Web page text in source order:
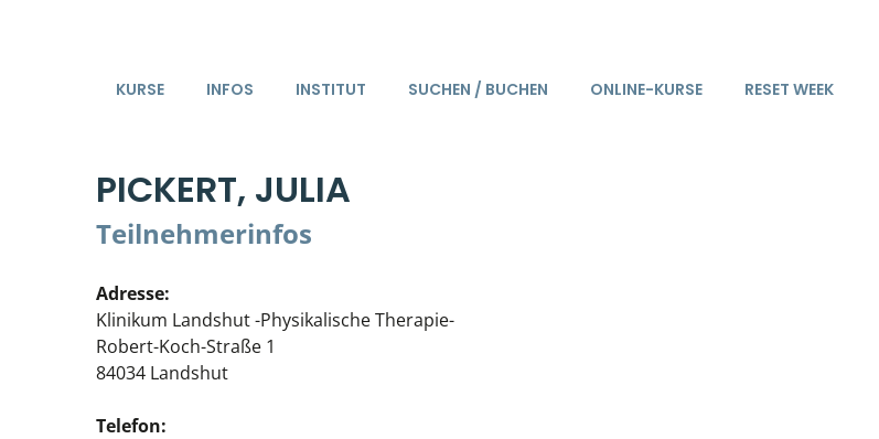
KURSE INFOS INSTITUT SUCHEN / BUCHEN ONLINE-KURSE RESET WEEK
PICKERT, JULIA
Teilnehmerinfos
Adresse:
Klinikum Landshut -Physikalische Therapie-
Robert-Koch-Straße 1
84034 Landshut
Telefon: